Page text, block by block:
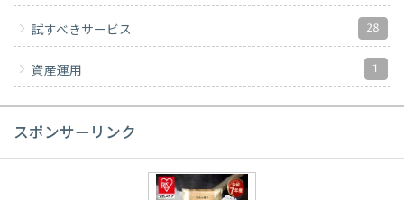
試すべきサービス 28
資産運用 1
スポンサーリンク